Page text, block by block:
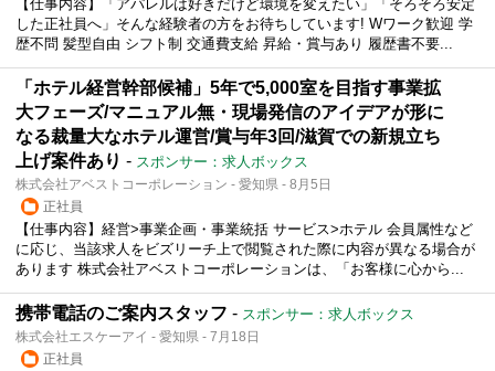
【仕事内容】「アパレルは好きだけど環境を変えたい」「そろそろ安定
した正社員へ」そんな経験者の方をお待ちしています! Wワーク歓迎 学
歴不問 髪型自由 シフト制 交通費支給 昇給・賞与あり 履歴書不要...
「ホテル経営幹部候補」5年で5,000室を目指す事業拡
大フェーズ/マニュアル無・現場発信のアイデアが形に
なる裁量大なホテル運営/賞与年3回/滋賀での新規立ち
上げ案件あり - スポンサー：求人ボックス
株式会社アベストコーポレーション - 愛知県 - 8月5日
正社員
【仕事内容】経営>事業企画・事業統括 サービス>ホテル 会員属性など
に応じ、当該求人をビズリーチ上で閲覧された際に内容が異なる場合が
あります 株式会社アベストコーポレーションは、「お客様に心から...
携帯電話のご案内スタッフ - スポンサー：求人ボックス
株式会社エスケーアイ - 愛知県 - 7月18日
正社員